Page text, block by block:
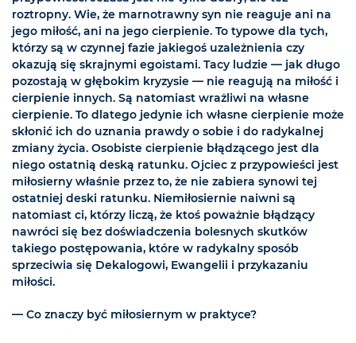
roztropny. Wie, że marnotrawny syn nie reaguje ani na
jego miłość, ani na jego cierpienie. To typowe dla tych,
którzy są w czynnej fazie jakiegoś uzależnienia czy
okazują się skrajnymi egoistami. Tacy ludzie — jak długo
pozostają w głębokim kryzysie — nie reagują na miłość i
cierpienie innych. Są natomiast wrażliwi na własne
cierpienie. To dlatego jedynie ich własne cierpienie może
skłonić ich do uznania prawdy o sobie i do radykalnej
zmiany życia. Osobiste cierpienie błądzącego jest dla
niego ostatnią deską ratunku. Ojciec z przypowieści jest
miłosierny właśnie przez to, że nie zabiera synowi tej
ostatniej deski ratunku. Niemiłosiernie naiwni są
natomiast ci, którzy liczą, że ktoś poważnie błądzący
nawróci się bez doświadczenia bolesnych skutków
takiego postępowania, które w radykalny sposób
sprzeciwia się Dekalogowi, Ewangelii i przykazaniu
miłości.
— Co znaczy być miłosiernym w praktyce?